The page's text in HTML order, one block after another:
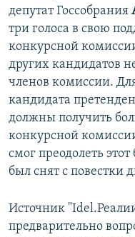
депутат Госсобрания
три голоса в свою
конкурсной
других кандидатов
членов комиссии.
кандидата
должны получить
конкурсной
смог преодолеть
был снят с повестки
Источник
предварительно